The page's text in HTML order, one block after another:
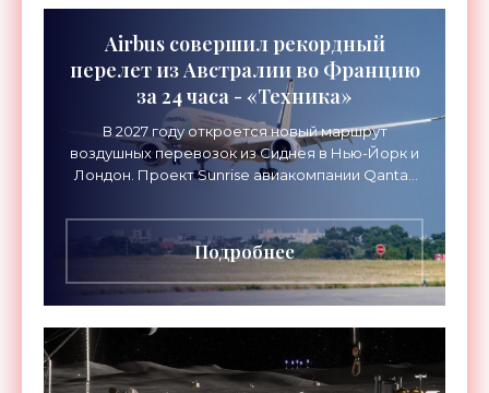
Airbus совершил рекордный
перелет из Австралии во Францию
за 24 часа - «Техника»
В 2027 году откроется новый маршрут
воздушных перевозок из Сиднея в Нью-Йорк и
Лондон. Проект Sunrise авиакомпании Qantas
длительностью до 24
Подробнее